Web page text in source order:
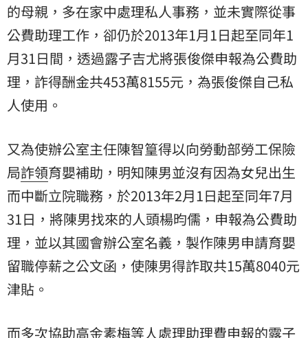
的母親，多在家中處理私人事務，並未實際從事
公費助理工作，卻仍於2013年1月1日起至同年1
月31日間，透過露子吉尤將張俊傑申報為公費助
理，詐得酬金共453萬8155元，為張俊傑自己私
人使用。
又為使辦公室主任陳智篁得以向勞動部勞工保險
局詐領育嬰補助，明知陳男並沒有因為女兒出生
而中斷立院職務，於2013年2月1日起至同年7月
31日，將陳男找來的人頭楊昀儒，申報為公費助
理，並以其國會辦公室名義，製作陳男申請育嬰
留職停薪之公文函，使陳男得詐取共15萬8040元
津貼。
而多次協助高金素梅等人處理助理費申報的露子